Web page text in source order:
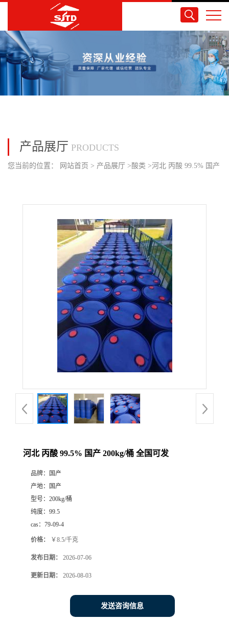
产品展厅 PRODUCTS
您当前的位置： 网站首页 > 产品展厅 >酸类 >河北 丙酸 99.5% 国产
河北 丙酸 99.5% 国产 200kg/桶 全国可发
品牌：
国产
产地：
国产
型号： 200kg/桶
纯度： 99.5
cas： 79-09-4
价格： ￥8.5/千克
发布日期： 2026-07-06
更新日期： 2026-08-03
发送咨询信息